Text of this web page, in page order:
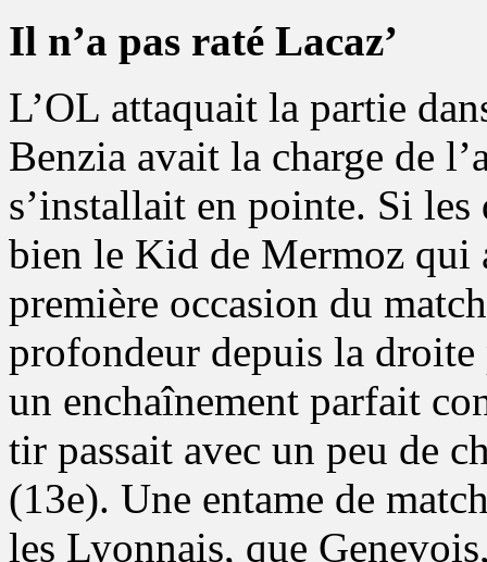
Il n’a pas raté Lacaz’
L’OL attaquait la partie
Benzia avait la charge de
s’installait en pointe. Si les
bien le Kid de Mermoz qui
première occasion du
profondeur depuis la
un enchaînement parfait
tir passait avec un peu de
(13e). Une entame de
les Lyonnais, que